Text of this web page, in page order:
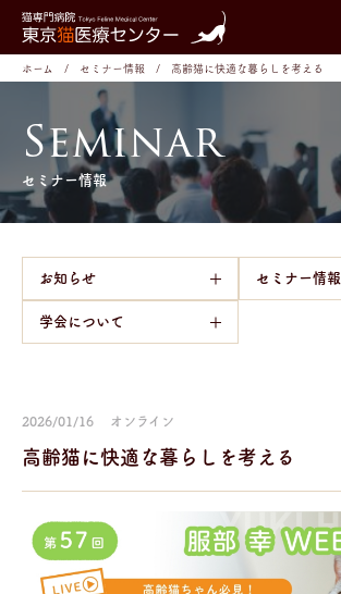
Seminar
セミナー情報
ホーム セミナー情報 高齢猫に快適な暮らしを考える
お知らせ セミナー情報
学会について
2026/01/16 オンライン
高齢猫に快適な暮らしを考える